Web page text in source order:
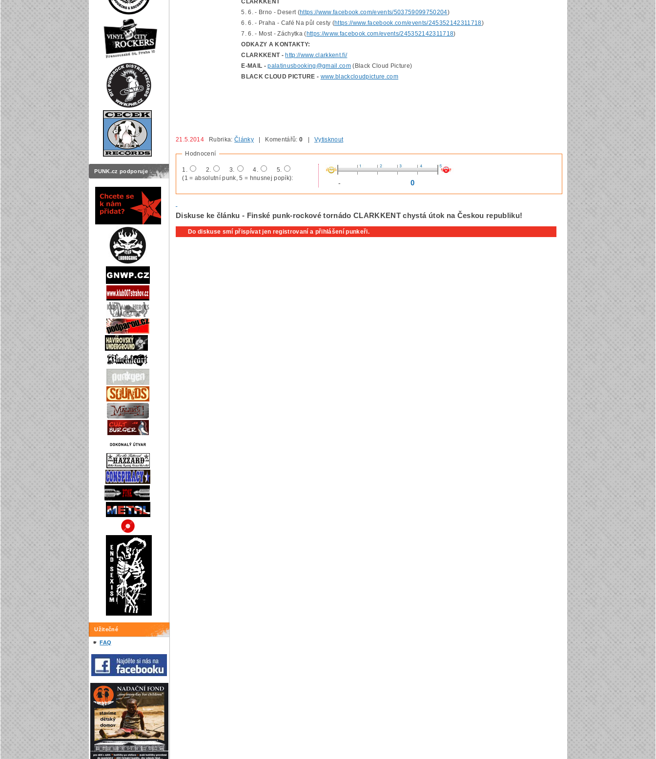
PUNK.cz podporuje
Užitečné
FAQ
CLARKKENT
5. 6. - Brno - Desert (https://www.facebook.com/events/503759099750204)
6. 6. - Praha - Café Na půl cesty (https://www.facebook.com/events/245352142311718)
7. 6. - Most - Záchytka ( https://www.facebook.com/events/245352142311718)
ODKAZY A KONTAKTY:
CLARKKENT - http://www.clarkkent.fi/
E-MAIL - palatinusbooking@gmail.com (Black Cloud Picture)
BLACK CLOUD PICTURE - www.blackcloudpicture.com
21.5.2014 Rubrika:Články | Komentářů:0 | Vytisknout
Hodnocení
1. 2. 3. 4.
5.
(1 = absolutní punk, 5 = hnusnej popík):
- 0
Diskuse ke článku - Finské punk-rockové tornádo CLARKKENT chystá útok na Českou republiku!
Do diskuse smí přispívat jen registrovaní a přihlášení punkeři.